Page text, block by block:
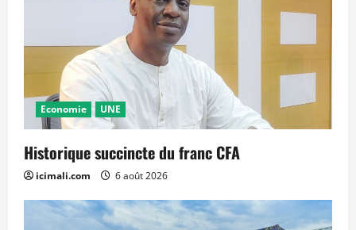
Economie UNE
Historique succincte du franc CFA
icimali.com 6 août 2026